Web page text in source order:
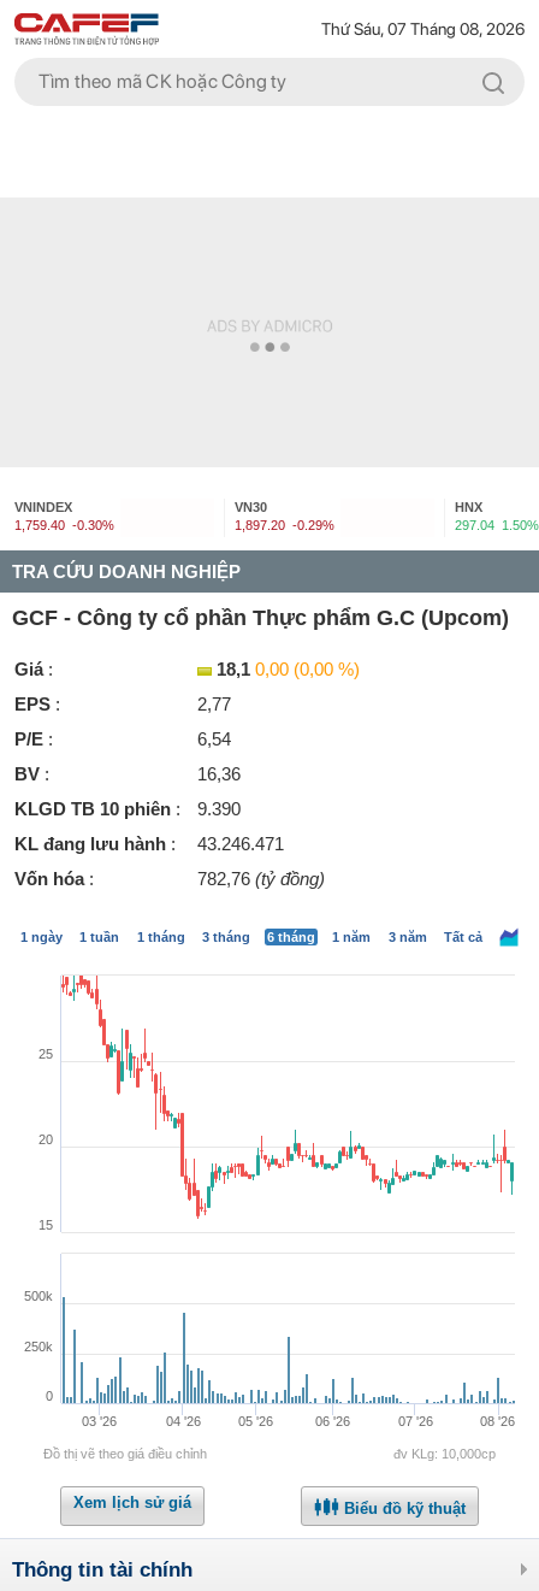
Thứ Sáu, 07 Tháng 08, 2026
VNINDEX
1,759.40 -0.30%
VN30
1,897.20 -0.29%
HNX
297.04 1.50%
TRA CỨU DOANH NGHIỆP
GCF - Công ty cổ phần Thực phẩm G.C (Upcom)
Giá: 18,1 0,00 (0,00 %)
EPS :
2,77
P/E :
6,54
BV :
16,36
KLGD TB 10 phiên :
9.390
KL đang lưu hành :
43.246.471
Vốn hóa: 782,76 (tỷ đồng)
1 ngày 1 tuần 1 tháng 3 tháng 6 tháng 1 năm 3 năm Tất cả
03 '26 04 '26 05 '26 06 '26 07 '26 08 '26
15
20
25
0
250k
500k
Đồ thị vẽ theo giá điều chỉnh đv KLg: 10,000cp
Xem lịch sử giá Biểu đồ kỹ thuật
Thông tin tài chính